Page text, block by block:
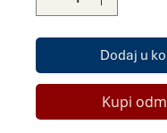
Dodaj u
Kupi